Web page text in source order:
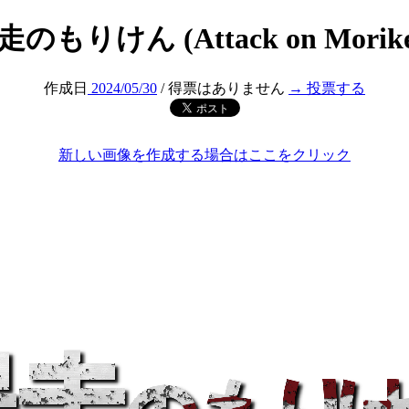
のもりけん (Attack on
作成日 2024/05/30 / 得票はありません → 投票する
新しい画像を作成する場合はここをクリック